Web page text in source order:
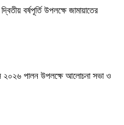
বর্ষপূর্তি উপলক্ষে জামায়াতের
২০২৬ পালন উপলক্ষে আলোচনা সভা ও